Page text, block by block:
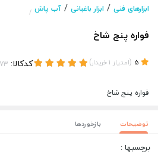
ابزارهای فنی / ابزار باغبانی / آب پاش /
فواره پنج شاخ
(امتیاز 1خریدار) کدکالا:
فواره پنج شاخ
توضیحات بازخوردها
برچسبها :